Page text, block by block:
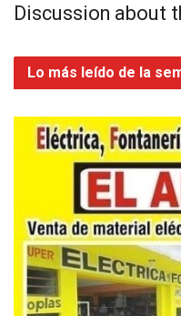
Discussion about
Lo más leído de la